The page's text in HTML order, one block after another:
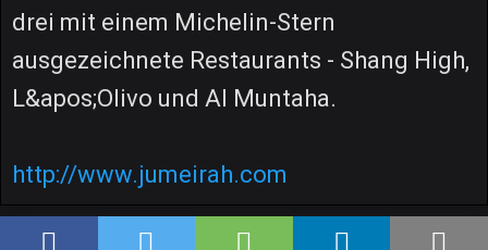
drei mit einem Michelin-Stern
ausgezeichnete Restaurants - Shang High,
L&apos;Olivo und Al Muntaha.
http://www.jumeirah.com